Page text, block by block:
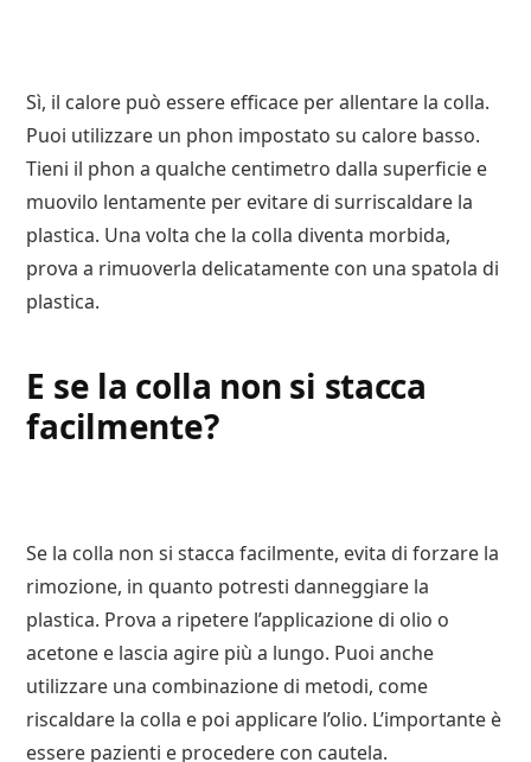
Sì, il calore può essere efficace per allentare la colla.
Puoi utilizzare un phon impostato su calore basso.
Tieni il phon a qualche centimetro dalla superficie e
muovilo lentamente per evitare di surriscaldare la
plastica. Una volta che la colla diventa morbida,
prova a rimuoverla delicatamente con una spatola di
plastica.
E se la colla non si stacca
facilmente?
Se la colla non si stacca facilmente, evita di forzare la
rimozione, in quanto potresti danneggiare la
plastica. Prova a ripetere l’applicazione di olio o
acetone e lascia agire più a lungo. Puoi anche
utilizzare una combinazione di metodi, come
riscaldare la colla e poi applicare l’olio. L’importante è
essere pazienti e procedere con cautela.